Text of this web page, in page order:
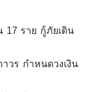
17 ราย กู้ภัยเดิน
าวร กำหนดวงเงิน